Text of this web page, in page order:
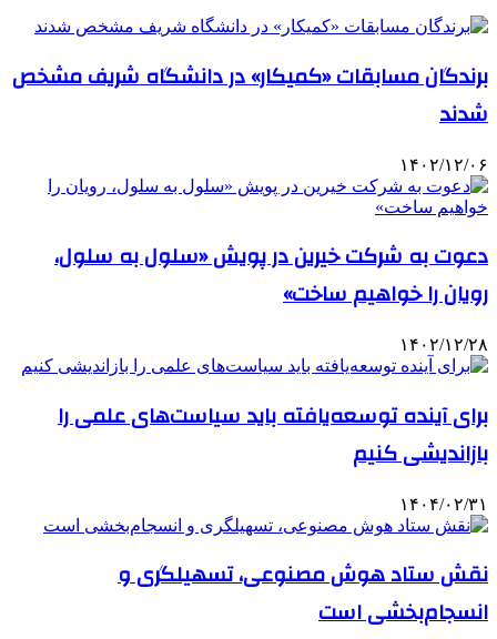
برندگان مسابقات «کمیکار» در دانشگاه شریف مشخص
شدند
۱۴۰۲/۱۲/۰۶
دعوت به شرکت خیرین در پویش «سلول به سلول،
رویان را خواهیم ساخت»
۱۴۰۲/۱۲/۲۸
برای آینده توسعه‌یافته باید سیاست‌های علمی را
بازاندیشی کنیم
۱۴۰۴/۰۲/۳۱
نقش ستاد هوش مصنوعی، تسهیلگری و
انسجام‌بخشی است